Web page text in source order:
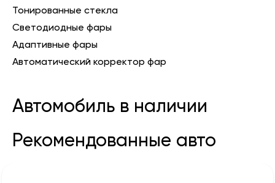
Тонированные стекла
Светодиодные фары
Адаптивные фары
Автоматический корректор фар
Автомобиль в наличии
Рекомендованные авто